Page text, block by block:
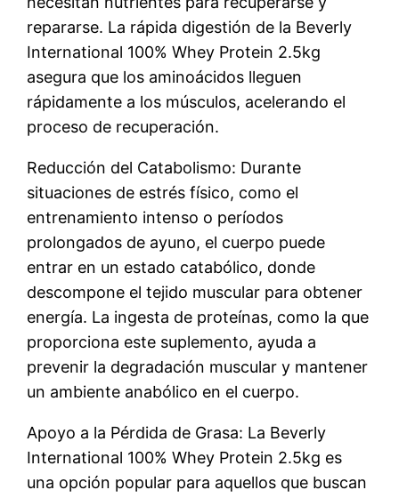
repararse. La rápida digestión de la Beverly
International 100% Whey Protein 2.5kg
asegura que los aminoácidos lleguen
rápidamente a los músculos, acelerando el
proceso de recuperación.
Reducción del Catabolismo: Durante
situaciones de estrés físico, como el
entrenamiento intenso o períodos
prolongados de ayuno, el cuerpo puede
entrar en un estado catabólico, donde
descompone el tejido muscular para obtener
energía. La ingesta de proteínas, como la que
proporciona este suplemento, ayuda a
prevenir la degradación muscular y mantener
un ambiente anabólico en el cuerpo.
Apoyo a la Pérdida de Grasa: La Beverly
International 100% Whey Protein 2.5kg es
una opción popular para aquellos que buscan